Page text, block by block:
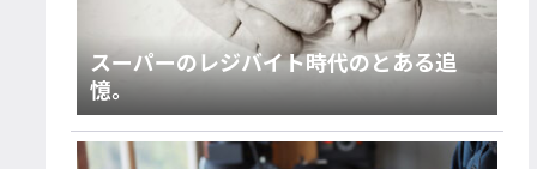
スーパーのレジバイト時代のとある追
憶。